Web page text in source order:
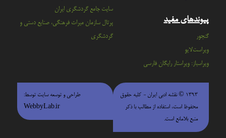
پیوندهای مفید
گنجور
ویراست‌لایو
ویراسباز: ویراستار رایگان فارسی
سايت جامع گردشگري ايران
پرتال سازمان ميراث فرهنگي، صنايع دستي و
گردشگري
۱۳۹۳ © نقشه ادبی ایران - كليه حقوق
محفوظ است، استفاده از مطالب با ذكر
منبع بلامانع است.
طراحی و توسعه سایت توسط:
WebbyLab.ir